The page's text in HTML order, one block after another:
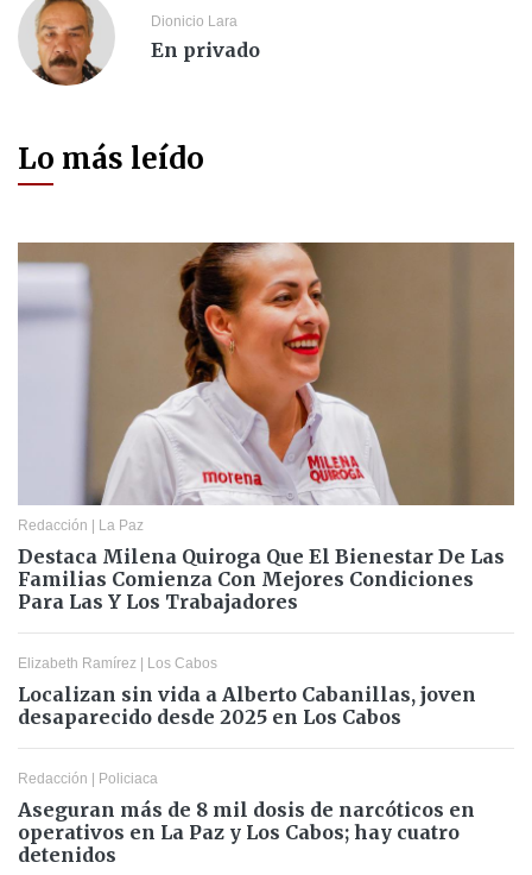
Dionicio Lara
En privado
Lo más leído
Redacción La Paz
Destaca Milena Quiroga Que El Bienestar De Las
Familias Comienza Con Mejores Condiciones
Para Las Y Los Trabajadores
Elizabeth Ramírez Los Cabos
Localizan sin vida a Alberto Cabanillas, joven
desaparecido desde 2025 en Los Cabos
Redacción Policiaca
Aseguran más de 8 mil dosis de narcóticos en
operativos en La Paz y Los Cabos; hay cuatro
detenidos